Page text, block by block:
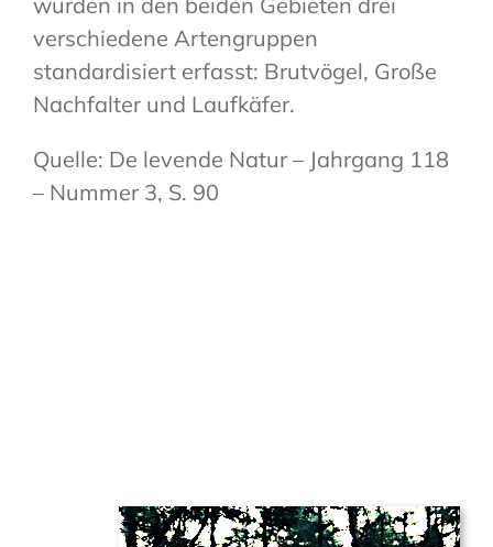
verschiedene Artengruppen
standardisiert erfasst: Brutvögel, Große
Nachfalter und Laufkäfer.
Quelle: De levende Natur – Jahrgang 118
– Nummer 3, S. 90